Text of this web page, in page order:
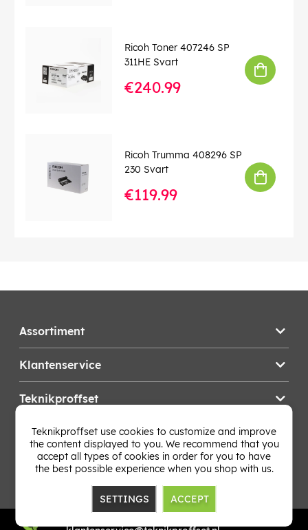
Ricoh Toner 407246 SP
311HE Svart
€240.99
Ricoh Trumma 408296 SP
230 Svart
€119.99
Assortiment
Klantenservice
Teknikproffset
Wijzig Land
Teknikproffset use cookies to customize and improve
the content displayed to you. We recommend that you
accept all types of cookies in order for you to have
the best possible experience when you shop with us.
SETTINGS ACCEPT